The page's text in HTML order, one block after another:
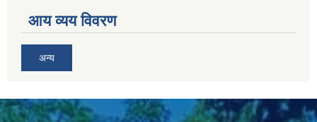
आय व्यय विवरण
अन्य